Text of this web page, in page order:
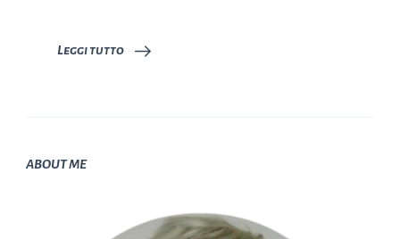
Leggi tutto
ABOUT ME